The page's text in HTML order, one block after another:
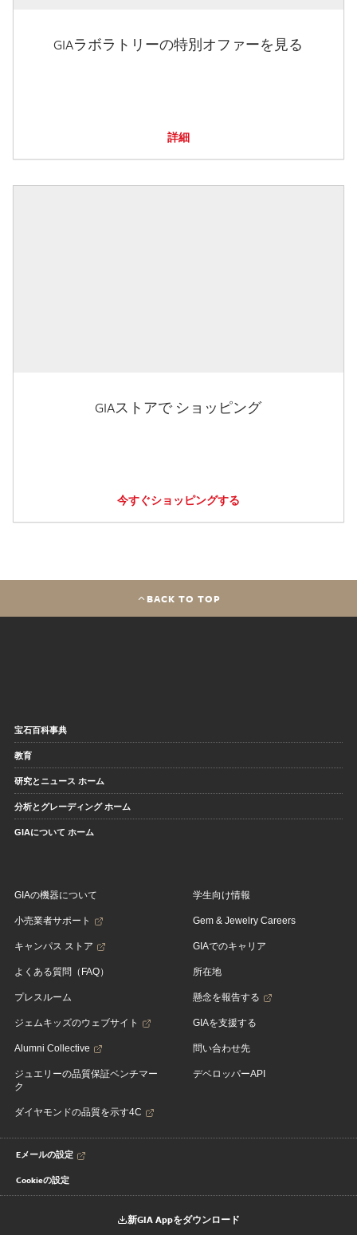
GIAラボラトリーの特別オファーを見る
詳細
GIAストアで ショッピング
今すぐショッピングする
BACK TO TOP
宝石百科事典
教育
研究とニュース ホーム
分析とグレーディング ホーム
GIAについて ホーム
GIAの機器について
小売業者サポート
キャンパス ストア
よくある質問（FAQ）
プレスルーム
ジェムキッズのウェブサイト
Alumni Collective
ジュエリーの品質保証ベンチマー
ク
ダイヤモンドの品質を示す4C
学生向け情報
Gem & Jewelry Careers
GIAでのキャリア
所在地
懸念を報告する
GIAを支援する
問い合わせ先
デベロッパーAPI
Eメールの設定
Cookieの設定
新GIA Appをダウンロード